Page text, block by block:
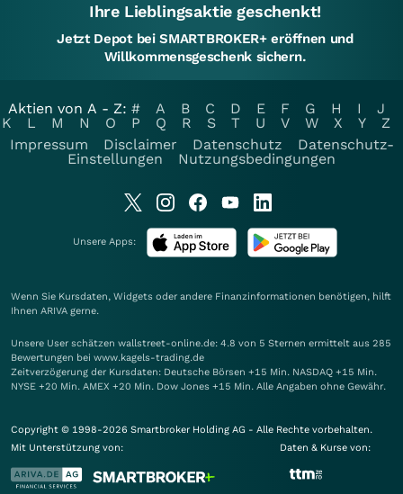
Ihre Lieblingsaktie geschenkt!
Jetzt Depot bei SMARTBROKER+ eröffnen und
Willkommensgeschenk sichern.
Aktien von A - Z: # A B C D E F G H I
J
K
L M N O P Q R S T U V W X Y
Z
Impressum
Disclaimer Datenschutz
Datenschutz-
Einstellungen
Nutzungsbedingungen
Unsere Apps:
Wenn Sie Kursdaten, Widgets oder andere Finanzinformationen benötigen, hilft
Ihnen ARIVA gerne.
Unsere User schätzen wallstreet-online.de: 4.8 von 5 Sternen ermittelt aus 285
Bewertungen bei www.kagels-trading.de
Zeitverzögerung der Kursdaten: Deutsche Börsen +15 Min. NASDAQ +15 Min.
NYSE +20 Min. AMEX +20 Min. Dow Jones +15 Min. Alle Angaben ohne Gewähr.
Copyright © 1998-2026 Smartbroker Holding AG - Alle Rechte vorbehalten.
Mit Unterstützung von:
Daten & Kurse von: